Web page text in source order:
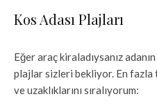
Kos Adası Plajları
Eğer araç kiraladıysanız
plajlar sizleri bekliyor. En fazla
ve uzaklıklarını sıralıyorum: